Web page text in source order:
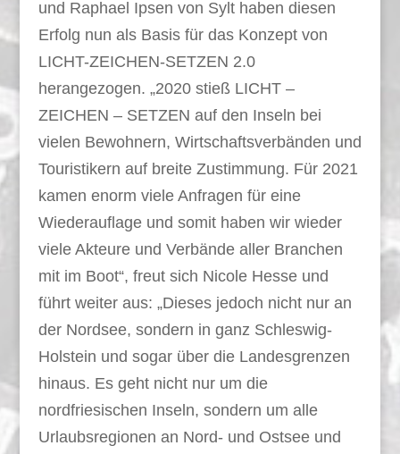
und Raphael Ipsen von Sylt haben diesen
Erfolg nun als Basis für das Konzept von
LICHT-ZEICHEN-SETZEN 2.0
herangezogen. „2020 stieß LICHT –
ZEICHEN – SETZEN auf den Inseln bei
vielen Bewohnern, Wirtschaftsverbänden und
Touristikern auf breite Zustimmung. Für 2021
kamen enorm viele Anfragen für eine
Wiederauflage und somit haben wir wieder
viele Akteure und Verbände aller Branchen
mit im Boot“, freut sich Nicole Hesse und
führt weiter aus: „Dieses jedoch nicht nur an
der Nordsee, sondern in ganz Schleswig-
Holstein und sogar über die Landesgrenzen
hinaus. Es geht nicht nur um die
nordfriesischen Inseln, sondern um alle
Urlaubsregionen an Nord- und Ostsee und